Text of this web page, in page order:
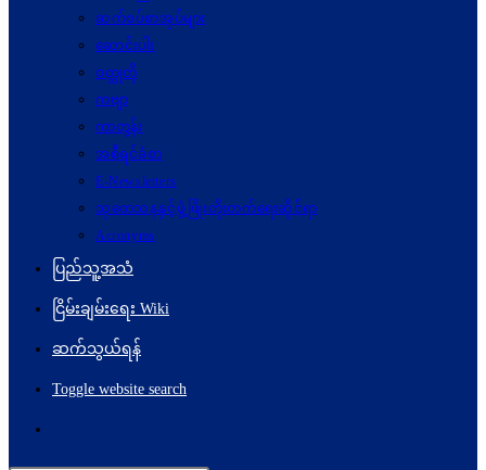
ဆက်စပ်စာအုပ်များ
ဆောင်းပါး
ဝတ္ထုတို
ကဗျာ
ကာတွန်း
အစီရင်ခံစာ
E-Newsletters
သုတေသနနှင့်ဖွံ့ဖြိုးတိုးတက်ရေးဆိုင်ရာ
Acronyms
ပြည်သူ့အသံ
ငြိမ်းချမ်းရေး Wiki
ဆက်သွယ်ရန်
Toggle website search